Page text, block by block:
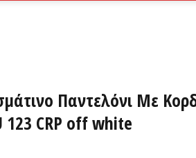
Παντελόνι Με
123 CRP off white